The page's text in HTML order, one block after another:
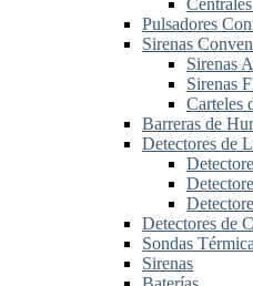
Pulsadores
Sirenas
Sirenas
Sirenas
Carteles
Barreras de
Detectores de
Detectores de
Sondas
Sirenas